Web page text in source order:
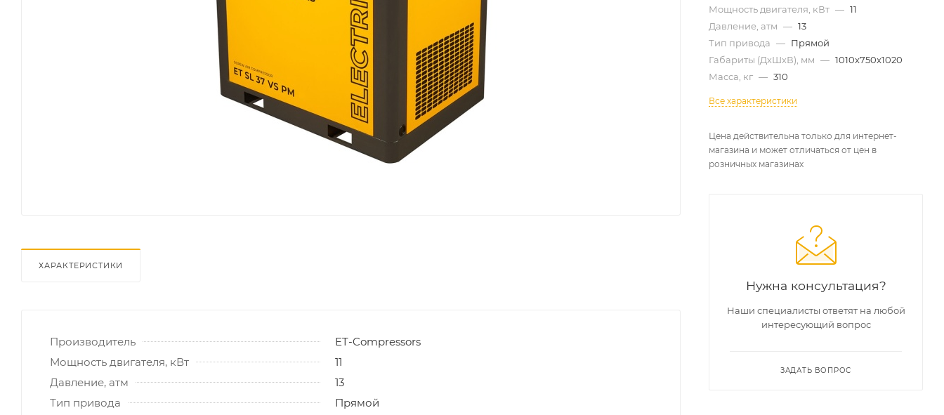
ХАРАКТЕРИСТИКИ
Производитель
ET-Compressors
Мощность двигателя, кВт
11
Давление, атм
13
Тип привода
Прямой
Мощность двигателя, кВт — 11
Давление, атм — 13
Тип привода — Прямой
Габариты (ДхШхВ), мм — 1010x750x1020
Масса, кг — 310
Все характеристики
Цена действительна только для интернет-
магазина и может отличаться от цен в
розничных магазинах
Нужна консультация?
Наши специалисты ответят на любой
интересующий вопрос
ЗАДАТЬ ВОПРОС